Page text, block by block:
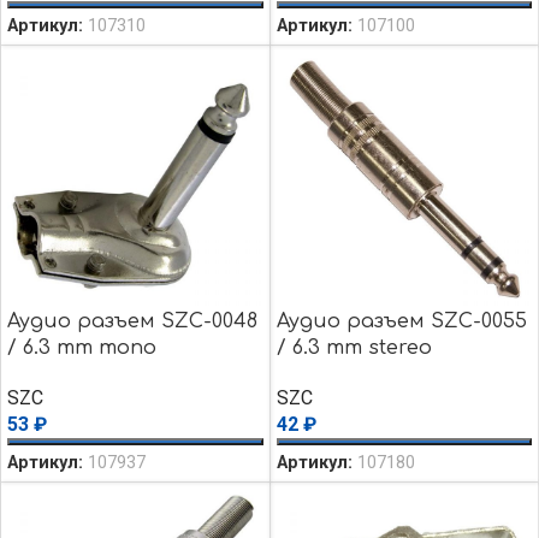
Артикул: 107310 Артикул: 107100
Аудио разъем SZC-0048
/ 6.3 mm mono
SZC
53 ₽
Артикул: 107937
Аудио разъем SZC-0055
/ 6.3 mm stereo
SZC
42 ₽
Артикул: 107180